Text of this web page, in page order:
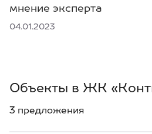
мнение эксперта
04.01.2023
Объекты в ЖК
3 предложения